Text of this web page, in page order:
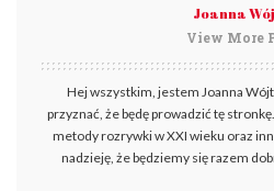
Joanna
View More
Hej wszystkim, jestem Joanna
przyznać, że będę prowadzić tę
metody rozrywki w XXI wieku oraz
nadzieję, że będziemy się razem